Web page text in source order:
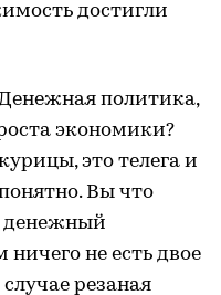
достигли
политика,
экономики?
это телега и
Вы что
денежный
ничего не есть двое
резаная